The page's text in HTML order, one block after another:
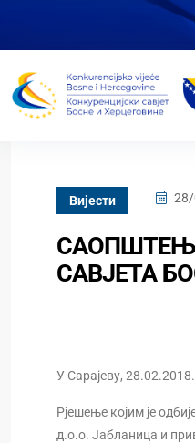
Вијести
САВЈЕТА
У Сарајеву, 28.02.2018.
Рјешење којим је
д.о.о. Јабланица и